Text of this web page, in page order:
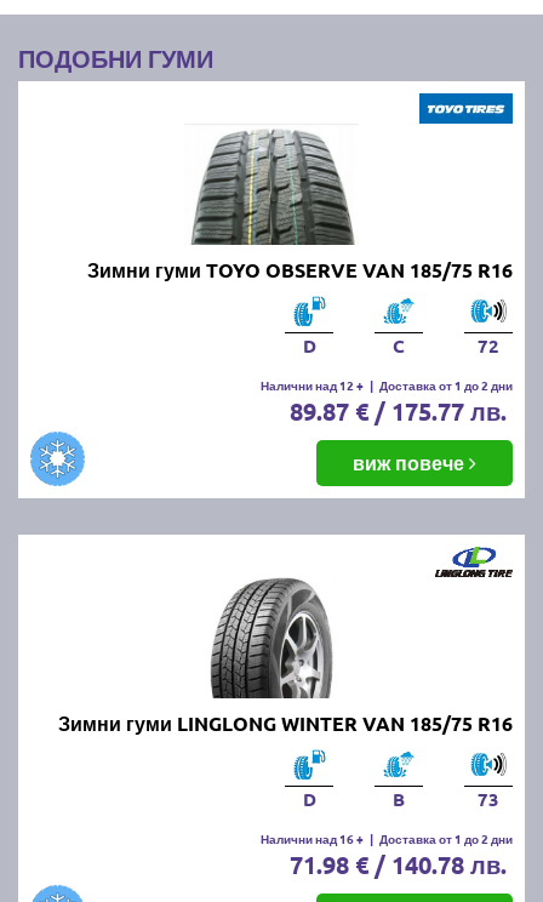
ПОДОБНИ ГУМИ
Зимни гуми TOYO OBSERVE VAN 185/75 R16
D C 72
Налични над 12 + | Доставка от 1 до 2 дни
89.87 € / 175.77 лв.
виж повече
Зимни гуми LINGLONG WINTER VAN 185/75 R16
D B 73
Налични над 16 + | Доставка от 1 до 2 дни
71.98 € / 140.78 лв.